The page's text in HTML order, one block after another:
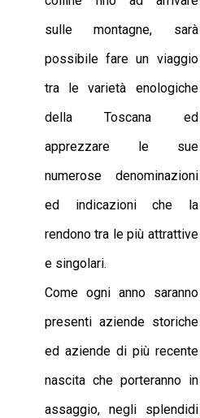
sulle montagne, sarà
possibile fare un viaggio
tra le varietà enologiche
della Toscana ed
apprezzare le sue
numerose denominazioni
ed indicazioni che la
rendono tra le più attrattive
e singolari.
Come ogni anno saranno
presenti aziende storiche
ed aziende di più recente
nascita che porteranno in
assaggio, negli splendidi